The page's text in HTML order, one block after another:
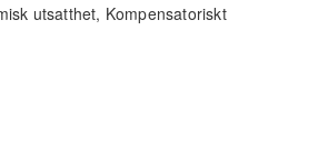
utsatthet, Kompensatoriskt